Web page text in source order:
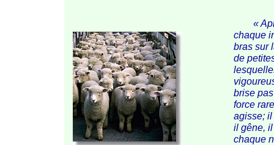
«
chaque
bras sur
de
brise
force
agisse; il
il gêne,
chaque